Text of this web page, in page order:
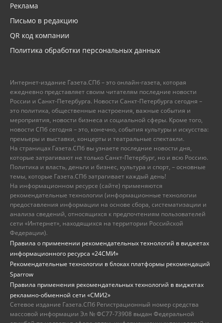
Реклама
Письмо в редакцию
QR код компании
Политика обработки персональных данных
Интернет-издание Газета.СПб – это онлайн-газета, которая
ежедневно представляет своим читателям последние новости
России и Санкт-Петербурга. Новости Санкт-Петербурга сегодня –
это политика, общественные настроения, важные события и
мероприятия, новости бизнеса и социальной сферы. Кроме того,
новости СПб сегодня – это, конечно, события культуры и искусства:
премьеры и выставки, концерты и театральные спектакли.
На страницах Газета.СПб вы узнаете последние новости дня,
которые затрагивают не только Санкт-Петербург, но и всю Россию.
Политика и власть, деньги и бизнес, культура и спорт, – основные
темы, которые Газета.СПб затрагивает каждый день!
На информационном ресурсе (сайте) применяются
рекомендательные технологии (информационные технологии
предоставления информации на основе сбора, систематизации и
анализа сведений, относящихся к предпочтениям пользователей
сети «Интернет», находящихся на территории Российской
Федерации).
Правила о применении рекомендательных технологий в виджетах
информационного ресурса «24СМИ»
Рекомендательные технологии в блоках платформы рекомендаций
Sparrow
Правила применения рекомендательных технологий в виджетах
рекламно-обменной сети «СМИ2»
Сетевое издание Газета.СПб Регистрационный номер средства
массовой информации Эл № ФС77-73908 выдан Федеральной